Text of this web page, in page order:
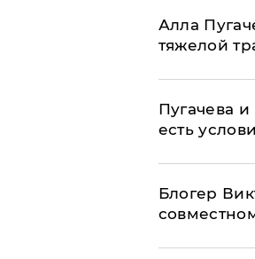
Алла
тяжелой
Пугачева
есть
Блогер